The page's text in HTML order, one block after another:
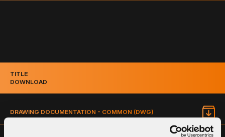
TITLE
DOWNLOAD
DRAWING DOCUMENTATION - COMMON (DWG)